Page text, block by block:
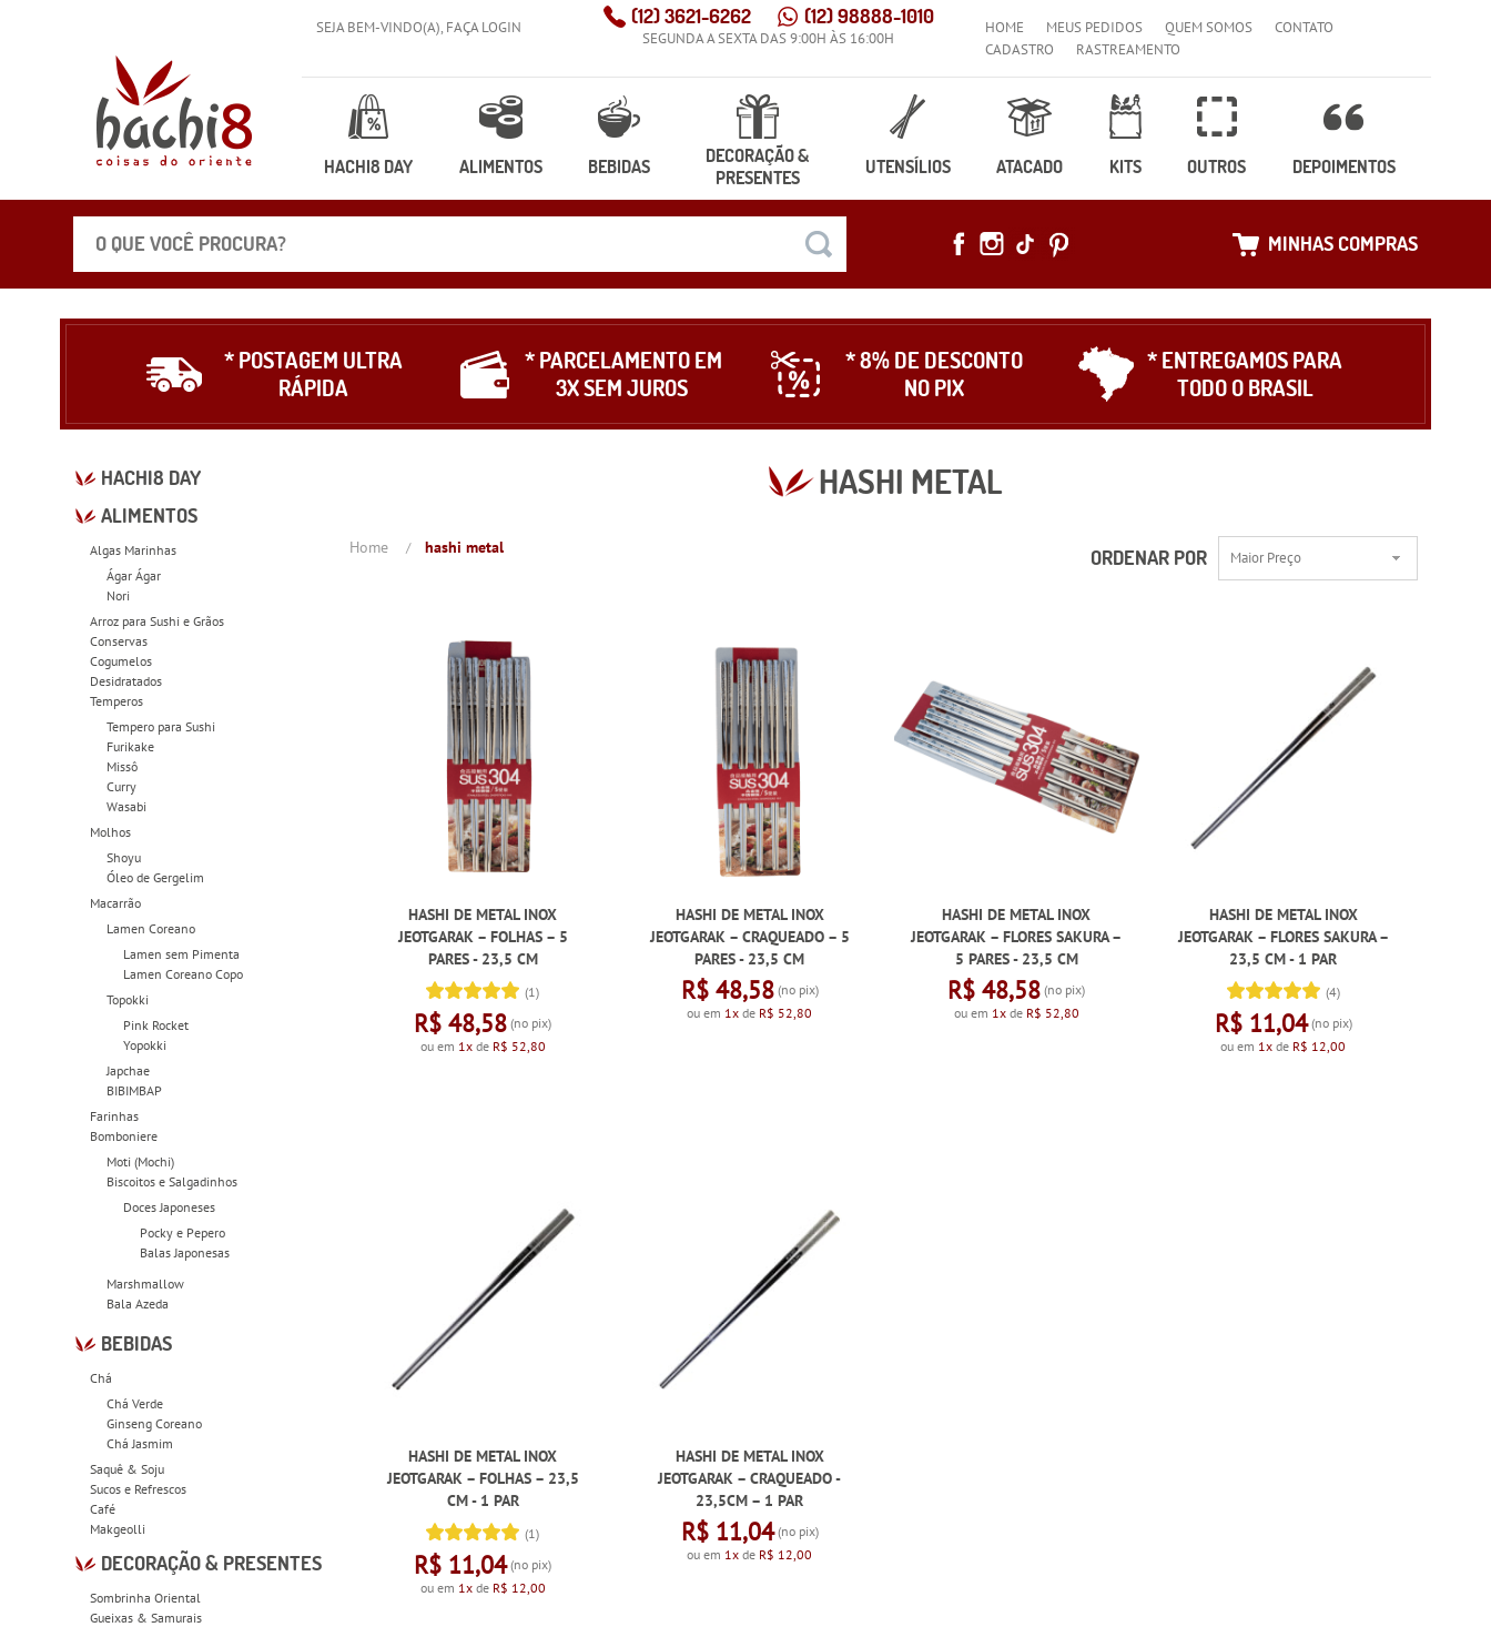
SEJA BEM-VINDO(A), FAÇA LOGIN (12)3621-6262 (12)98888-1010
SEGUNDA A SEXTA DAS 9:00H ÀS 16:00H
HOME MEUS PEDIDOS QUEM SOMOS
CONTATO
CADASTRO
RASTREAMENTO
HACHI8 DAY ALIMENTOS BEBIDAS
DECORAÇÃO &
PRESENTES
UTENSÍLIOS ATACADO KITS OUTROS DEPOIMENTOS
MINHAS COMPRAS
* POSTAGEM ULTRA
RÁPIDA
* PARCELAMENTO EM
3X SEM JUROS
* 8% DE DESCONTO
NO PIX
* ENTREGAMOS PARA
TODO O BRASIL
HACHI8 DAY
ALIMENTOS
Algas Marinhas
Ágar Ágar
Nori
Arroz para Sushi e Grãos
Conservas
Cogumelos
Desidratados
Temperos
Tempero para Sushi
Furikake
Missô
Curry
Wasabi
Molhos
Shoyu
Óleo de Gergelim
Macarrão
Lamen Coreano
Lamen sem Pimenta
Lamen Coreano Copo
Topokki
Pink Rocket
Yopokki
Japchae
BIBIMBAP
Farinhas
Bomboniere
Moti (Mochi)
Biscoitos e Salgadinhos
Doces Japoneses
Pocky e Pepero
Balas Japonesas
Marshmallow
Bala Azeda
BEBIDAS
Chá
Chá Verde
Ginseng Coreano
Chá Jasmim
Saquê & Soju
Sucos e Refrescos
Café
Makgeolli
DECORAÇÃO & PRESENTES
Sombrinha Oriental
Gueixas & Samurais
HASHI METAL
Home hashi metal ORDENAR POR Maior Preço
HASHI DE METAL INOX
JEOTGARAK – FOLHAS – 5
PARES - 23,5 CM
(1)
R$ 48,58 (no pix)
ou em 1xde R$ 52,80
HASHI DE METAL INOX
JEOTGARAK – CRAQUEADO – 5
PARES - 23,5 CM
R$ 48,58(no pix)
ou em 1x de R$ 52,80
HASHI DE METAL INOX
JEOTGARAK – FLORES SAKURA –
5 PARES - 23,5 CM
R$ 48,58 (no pix)
ou em 1xde R$ 52,80
HASHI DE METAL INOX
JEOTGARAK – FLORES SAKURA –
23,5 CM - 1 PAR
(4)
R$ 11,04(no pix)
ou em 1x de R$ 12,00
HASHI DE METAL INOX
JEOTGARAK – FOLHAS – 23,5
CM - 1 PAR
(1)
R$ 11,04(no pix)
ou em 1xde R$ 12,00
HASHI DE METAL INOX
JEOTGARAK – CRAQUEADO -
23,5CM – 1 PAR
R$ 11,04(no pix)
ou em 1x de R$ 12,00